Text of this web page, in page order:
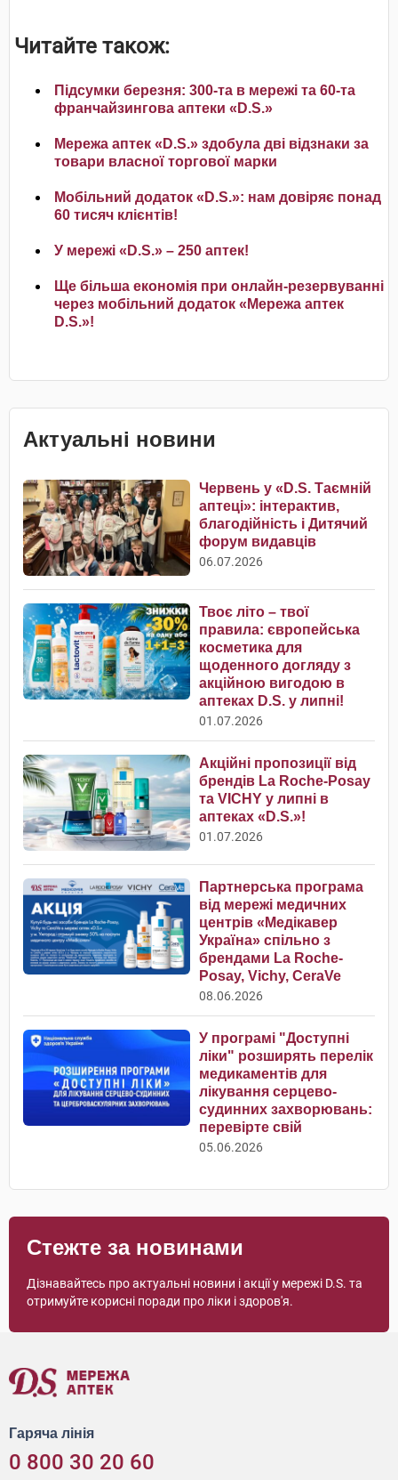
Читайте також:
Підсумки березня: 300-та в мережі та 60-та
франчайзингова аптеки «D.S.»
Мережа аптек «D.S.» здобула дві відзнаки за
товари власної торгової марки
Мобільний додаток «D.S.»: нам довіряє понад
60 тисяч клієнтів!
У мережі «D.S.» – 250 аптек!
Ще більша економія при онлайн-резервуванні
через мобільний додаток «Мережа аптек
D.S.»!
Актуальні новини
Червень у «D.S. Таємній
аптеці»: інтерактив,
благодійність і Дитячий
форум видавців
06.07.2026
Твоє літо – твої
правила: європейська
косметика для
щоденного догляду з
акційною вигодою в
аптеках D.S. у липні!
01.07.2026
Акційні пропозиції від
брендів La Roche-Posay
та VICHY у липні в
аптеках «D.S.»!
01.07.2026
Партнерська програма
від мережі медичних
центрів «Медікавер
Україна» спільно з
брендами La Roche-
Posay, Vichy, CeraVe
08.06.2026
У програмі "Доступні
ліки" розширять перелік
медикаментів для
лікування серцево-
судинних захворювань:
перевірте свій
05.06.2026
Стежте за новинами
Дізнавайтесь про актуальні новини і акції у мережі D.S. та
отримуйте корисні поради про ліки і здоров'я.
Гаряча лінія
0 800 30 20 60